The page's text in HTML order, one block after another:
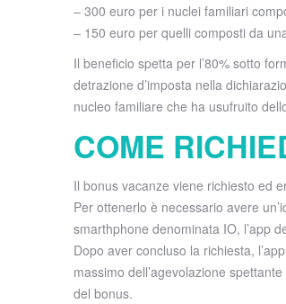
– 300 euro per i nuclei familiari
– 150 euro per quelli composti da
Il beneficio spetta per l’80% sotto
detrazione d’imposta nella
nucleo familiare che ha usufruito
COME
Il bonus vacanze viene richiesto ed
Per ottenerlo è necessario avere
smarthphone denominata IO, l’app
Dopo aver concluso la richiesta,
massimo dell’agevolazione
del bonus.